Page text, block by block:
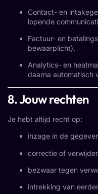
Contact- en
lopende
Factuur- en
bewaarplicht).
Analytics- en
daarna automatisch
8. Jouw rechten
Je hebt altijd recht op:
inzage in de
correctie of
bezwaar tegen
intrekking van